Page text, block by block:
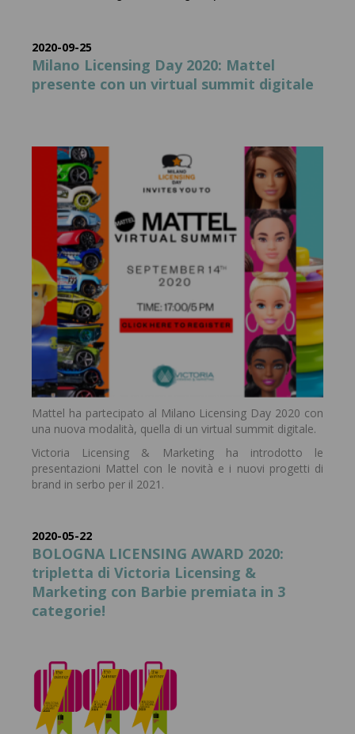
2020-09-25
Milano Licensing Day 2020: Mattel
presente con un virtual summit digitale
Mattel ha partecipato al Milano Licensing Day 2020 con
una nuova modalità, quella di un virtual summit digitale.
Victoria Licensing & Marketing ha introdotto le
presentazioni Mattel con le novità e i nuovi progetti di
brand in serbo per il 2021.
2020-05-22
BOLOGNA LICENSING AWARD 2020:
tripletta di Victoria Licensing &
Marketing con Barbie premiata in 3
categorie!